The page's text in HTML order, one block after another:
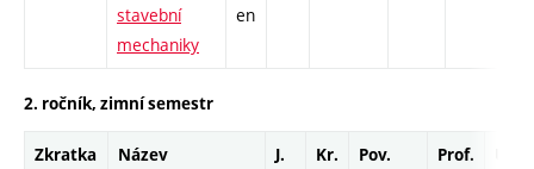
stavební
mechaniky
en
2. ročník, zimní semestr
Zkratka Název J. Kr. Pov. Prof.